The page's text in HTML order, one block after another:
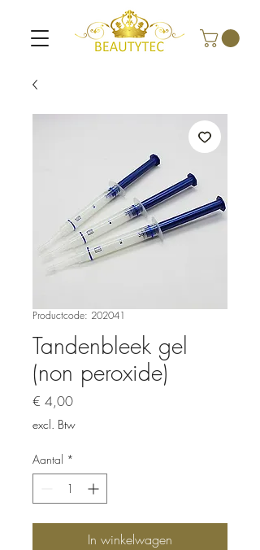
Productcode: 202041
Tandenbleek gel
(non peroxide)
€ 4,00Prijs
excl. Btw
Aantal *
In winkelwagen